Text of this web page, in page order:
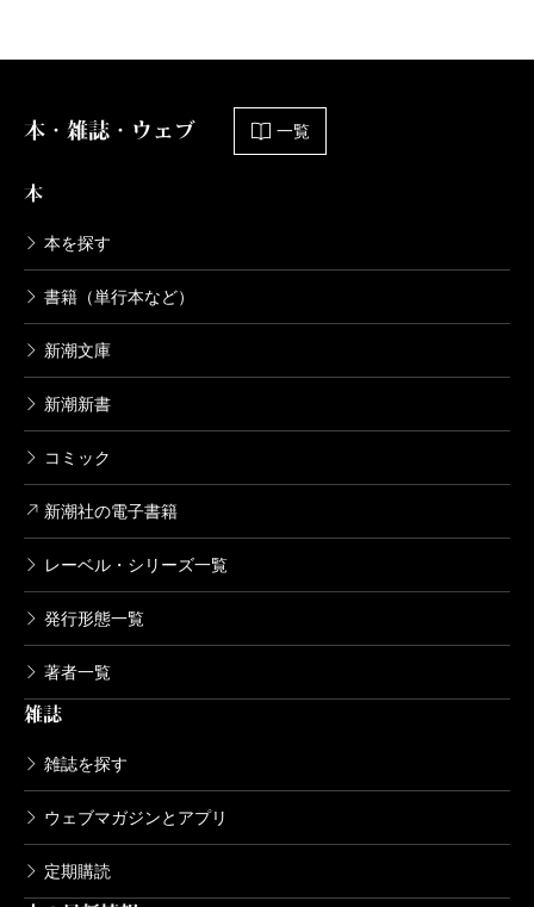
本・雑誌・ウェブ 一覧
本
本を探す
書籍（単行本など）
新潮文庫
新潮新書
コミック
新潮社の電子書籍
レーベル・シリーズ一覧
発行形態一覧
著者一覧
雑誌
雑誌を探す
ウェブマガジンとアプリ
定期購読